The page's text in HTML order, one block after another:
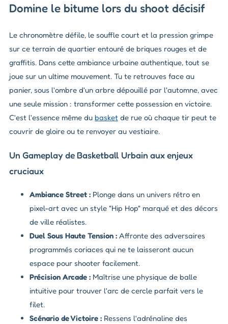
Domine le bitume lors du shoot décisif
Le chronomètre défile, le souffle court et la pression grimpe
sur ce terrain de quartier entouré de briques rouges et de
graffitis. Dans cette ambiance urbaine authentique, tout se
joue sur un ultime mouvement. Tu te retrouves face au
panier, sous l'ombre d'un arbre dépouillé par l'automne, avec
une seule mission : transformer cette possession en victoire.
C'est l'essence même du basket de rue où chaque tir peut te
couvrir de gloire ou te renvoyer au vestiaire.
Un Gameplay de Basketball Urbain aux enjeux
cruciaux
Ambiance Street : Plonge dans un univers rétro en
pixel-art avec un style "Hip Hop" marqué et des décors
de ville réalistes.
Duel Sous Haute Tension : Affronte des adversaires
programmés coriaces qui ne te laisseront aucun
espace pour shooter facilement.
Précision Arcade : Maîtrise une physique de balle
intuitive pour trouver l'arc de cercle parfait vers le
filet.
Scénario de Victoire : Ressens l'adrénaline des